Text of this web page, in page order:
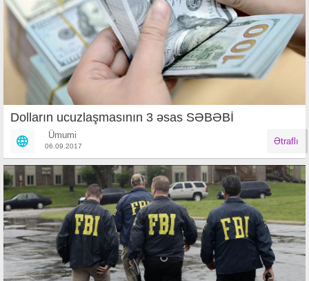
Dolların ucuzlaşmasının 3 əsas SƏBƏBİ
Ümumi
06.09.2017 Ətraflı